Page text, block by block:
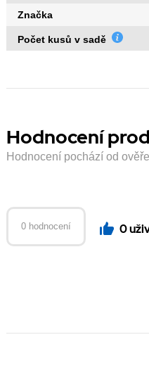
Značka
Počet kusů v sadě
Hodnocení
Hodnocení pochází od
0 hodnocení 0